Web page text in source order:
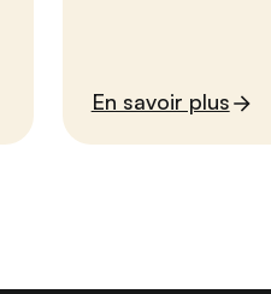
En savoir plus